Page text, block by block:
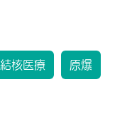
結核医療 原爆